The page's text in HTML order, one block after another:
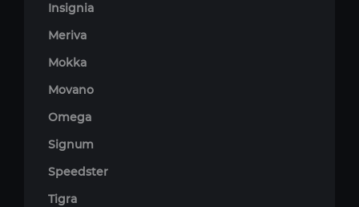
Insignia
Meriva
Mokka
Movano
Omega
Signum
Speedster
Tigra